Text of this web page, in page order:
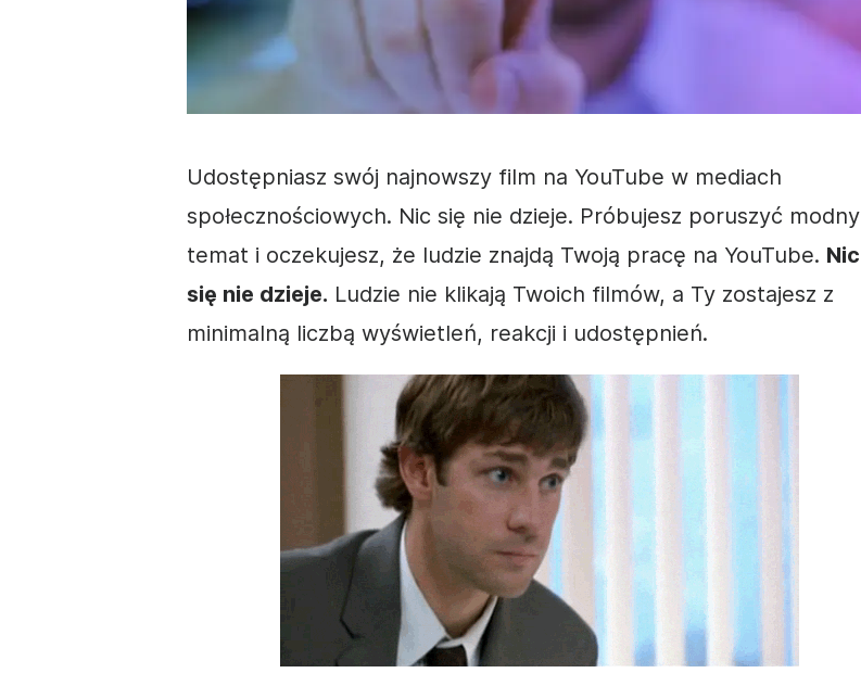
Udostępniasz swój najnowszy film na YouTube w mediach
społecznościowych. Nic się nie dzieje. Próbujesz poruszyć modny
temat i oczekujesz, że ludzie znajdą Twoją pracę na YouTube. Nic
się nie dzieje. Ludzie nie klikają Twoich filmów, a Ty zostajesz z
minimalną liczbą wyświetleń, reakcji i udostępnień.